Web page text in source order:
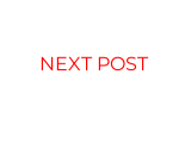
NEXT POST